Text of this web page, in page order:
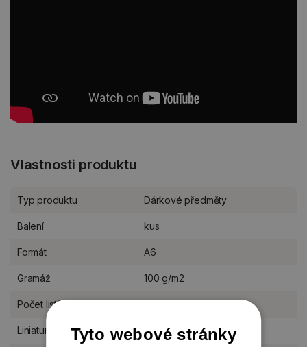
Vlastnosti produktu
Typ produktu Dárkové předměty
Balení kus
Formát A6
Gramáž 100 g/m2
Počet listů
Liniatura bloků linkovaný
Tyto webové stránky